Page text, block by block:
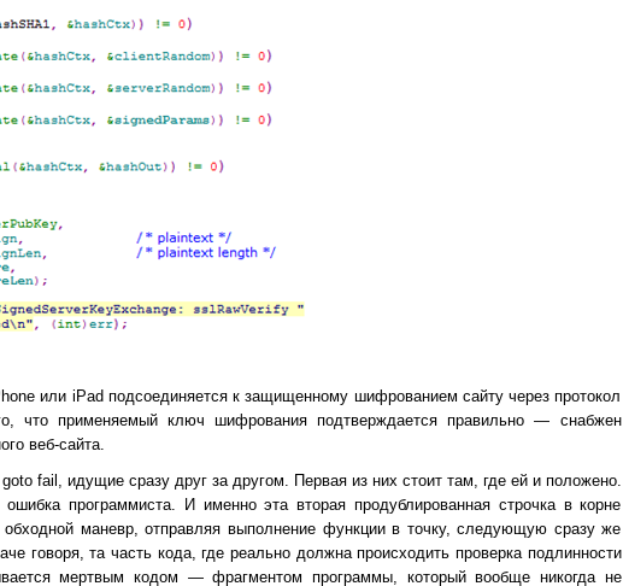
или iPad подсоединяется к защищенному шифрованием сайту через протокол
что применяемый ключ шифрования подтверждается правильно — снабжен
веб-сайта.
fail, идущие сразу друг за другом. Первая из них стоит там, где ей и положено.
программиста. И именно эта вторая продублированная строчка в корне
маневр, отправляя выполнение функции в точку, следующую сразу же
говоря, та часть кода, где реально должна происходить проверка подлинности
мертвым кодом — фрагментом программы, который вообще никогда не